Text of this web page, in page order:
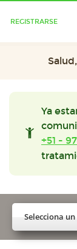
REGISTRARSE
Ya
+51 -
Selecciona